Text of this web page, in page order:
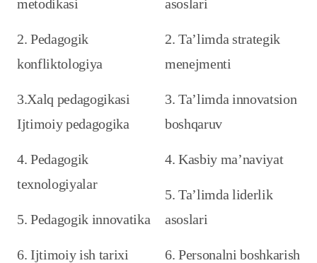
metodikasi
2. Pedagogik
konfliktologiya
3.Xalq pedagogikasi
Ijtimoiy pedagogika
4. Pedagogik
texnologiyalar
5. Pedagogik innovatika
6. Ijtimoiy ish tarixi
asoslari
2. Ta’limda strategik
menejmenti
3. Ta’limda innovatsion
boshqaruv
4. Kasbiy ma’naviyat
5. Ta’limda liderlik
asoslari
6. Personalni boshkarish